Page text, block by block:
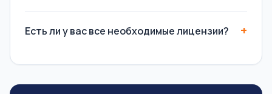
Есть ли у вас все необходимые лицензии?